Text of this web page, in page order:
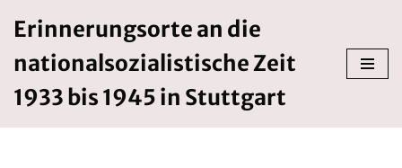
Inhalt
springen
Erinnerungsorte an die
nationalsozialistische Zeit
1933 bis 1945 in Stuttgart